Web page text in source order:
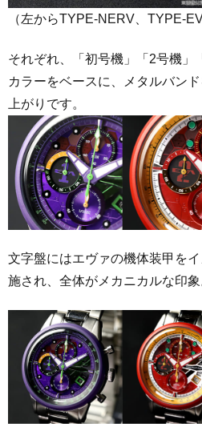
（左からTYPE-NERV、TYPE-
それぞれ、「初号機」「2号機」
カラーをベースに、メタルバン
上がりです。
文字盤にはエヴァの機体装甲を
施され、全体がメカニカルな印象